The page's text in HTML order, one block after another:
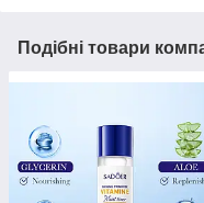
Подібні товари